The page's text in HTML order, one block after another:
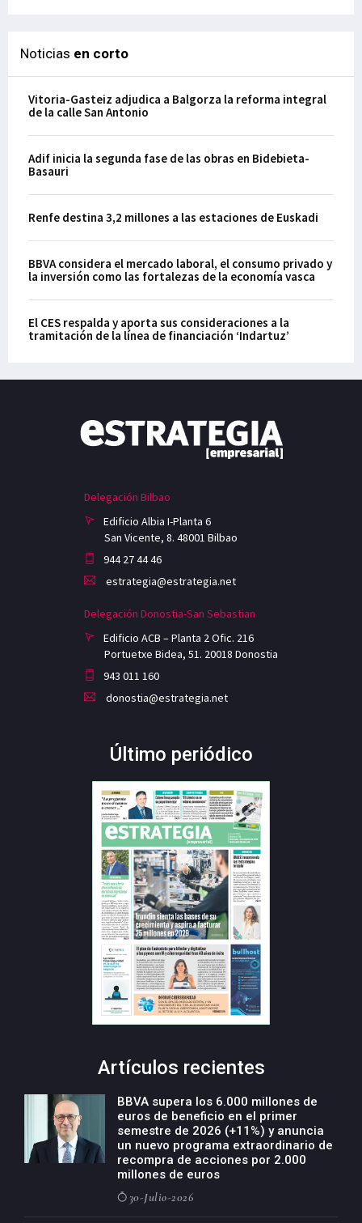
Noticias en corto
Vitoria-Gasteiz adjudica a Balgorza la reforma integral
de la calle San Antonio
Adif inicia la segunda fase de las obras en Bidebieta-
Basauri
Renfe destina 3,2 millones a las estaciones de Euskadi
BBVA considera el mercado laboral, el consumo privado y
la inversión como las fortalezas de la economía vasca
El CES respalda y aporta sus consideraciones a la
tramitación de la línea de financiación ‘Indartuz’
Delegación Bilbao
Edificio Albia I-Planta 6
San Vicente, 8. 48001 Bilbao
944 27 44 46
estrategia@estrategia.net
Delegación Donostia-San Sebastian
Edificio ACB – Planta 2 Ofic. 216
Portuetxe Bidea, 51. 20018 Donostia
943 011 160
donostia@estrategia.net
Último periódico
Artículos recientes
BBVA supera los 6.000 millones de
euros de beneficio en el primer
semestre de 2026 (+11%) y anuncia
un nuevo programa extraordinario de
recompra de acciones por 2.000
millones de euros
30-Julio-2026